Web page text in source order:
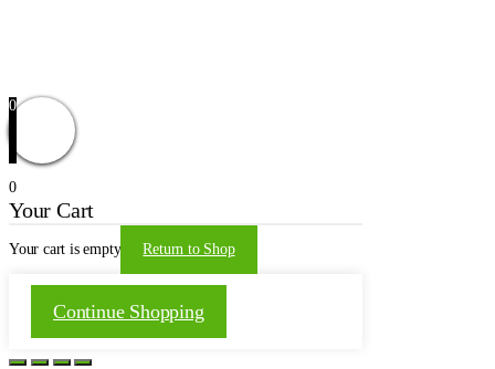
0
0
Your Cart
Your cart is empty Return to Shop
Continue Shopping